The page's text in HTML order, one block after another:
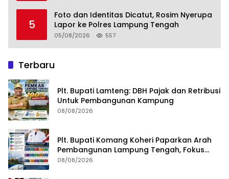
5
Foto dan Identitas Dicatut, Rosim Nyerupa
Lapor ke Polres Lampung Tengah
05/08/2026 557
Terbaru
Plt. Bupati Lamteng: DBH Pajak dan Retribusi
Untuk Pembangunan Kampung
08/08/2026
Plt. Bupati Komang Koheri Paparkan Arah
Pembangunan Lampung Tengah, Fokus
pada SDM, Ekonomi, Infrastruktur dan
08/08/2026